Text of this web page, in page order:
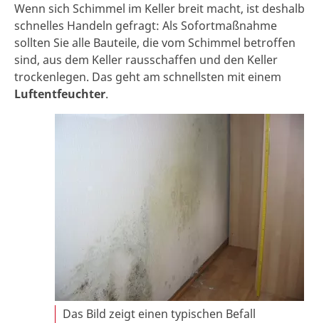
Wenn sich Schimmel im Keller breit macht, ist deshalb
schnelles Handeln gefragt: Als Sofortmaßnahme
sollten Sie alle Bauteile, die vom Schimmel betroffen
sind, aus dem Keller rausschaffen und den Keller
trockenlegen. Das geht am schnellsten mit einem
Luftentfeuchter.
Das Bild zeigt einen typischen Befall